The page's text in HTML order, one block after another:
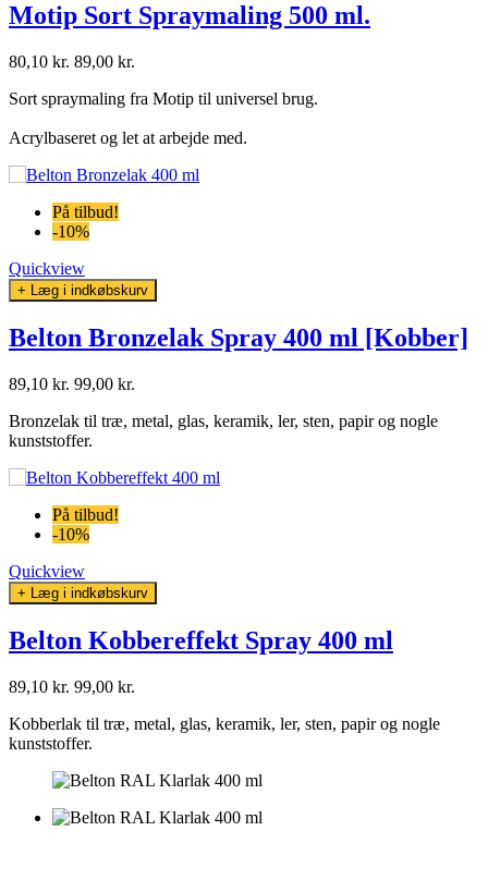
Motip Sort Spraymaling 500 ml.
80,10 kr. 89,00 kr.
Sort spraymaling fra Motip til universel brug.
Acrylbaseret og let at arbejde med.
På tilbud!
-10%
Quickview
+ Læg i indkøbskurv
Belton Bronzelak Spray 400 ml [Kobber]
89,10 kr. 99,00 kr.
Bronzelak til træ, metal, glas, keramik, ler, sten, papir og nogle
kunststoffer.
På tilbud!
-10%
Quickview
+ Læg i indkøbskurv
Belton Kobbereffekt Spray 400 ml
89,10 kr. 99,00 kr.
Kobberlak til træ, metal, glas, keramik, ler, sten, papir og nogle
kunststoffer.